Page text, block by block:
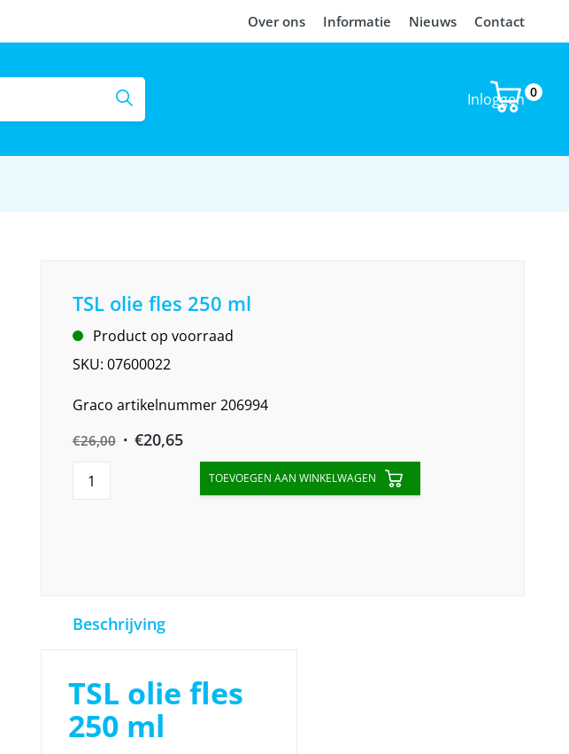
Over ons Informatie Nieuws Contact
0
Inloggen
TSL olie fles 250 ml
Product op voorraad
SKU: 07600022
Graco artikelnummer 206994
€26,00 Original
€20,65Current
price
TOEVOEGEN AAN WINKELWAGEN
Beschrijving
TSL olie fles
250 ml